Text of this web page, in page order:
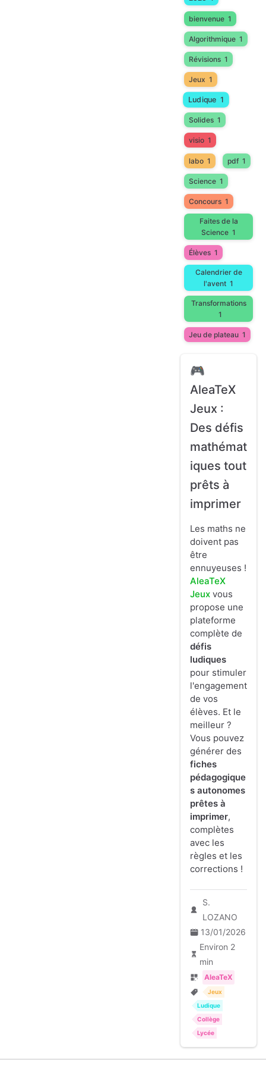
bienvenue 1
Algorithmique 1
Révisions 1
Jeux 1
Ludique 1
Solides 1
visio 1
labo 1 pdf 1
Science 1
Concours 1
Faites de la
Science 1
Élèves 1
Calendrier de
l'avent 1
Transformations
1
Jeu de plateau 1
🎮
AleaTeX
Jeux :
Des défis
mathémat
iques tout
prêts à
imprimer
Les maths ne
doivent pas
être
ennuyeuses !
AleaTeX
Jeux vous
propose une
plateforme
complète de
défis
ludiques
pour stimuler
l'engagement
de vos
élèves. Et le
meilleur ?
Vous pouvez
générer des
fiches
pédagogique
s autonomes
prêtes à
imprimer,
complètes
avec les
règles et les
corrections !
S.
LOZANO
13/01/2026
Environ 2
min
AleaTeX
Jeux
Ludique
Collège
Lycée